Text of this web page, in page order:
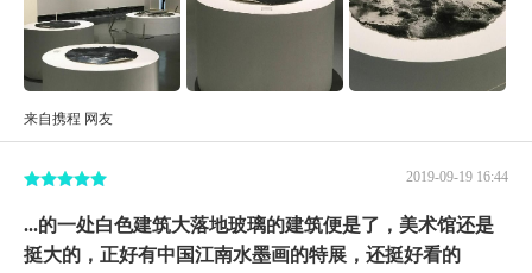
来自携程 网友
2019-09-19 16:44
...的一处白色建筑大落地玻璃的建筑便是了，美术馆还是
挺大的，正好有中国江南水墨画的特展，还挺好看的